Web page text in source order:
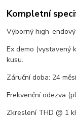
Kompletní
Výborný high-
Ex demo (vystavený
kusu.
Záruční doba: 24
Frekvenční odezva
Zkreslení THD @ 1